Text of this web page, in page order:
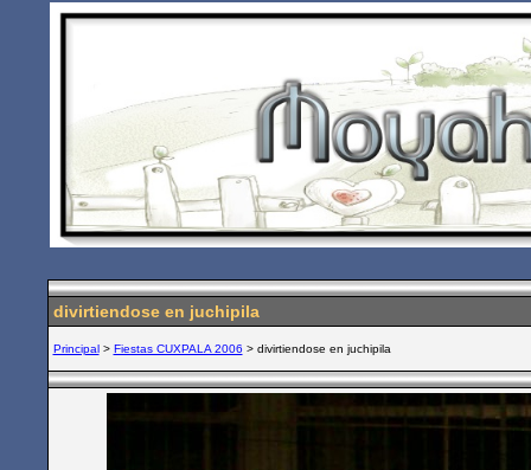
divirtiendose en juchipila
Principal> Fiestas CUXPALA 2006 > divirtiendose en juchipila